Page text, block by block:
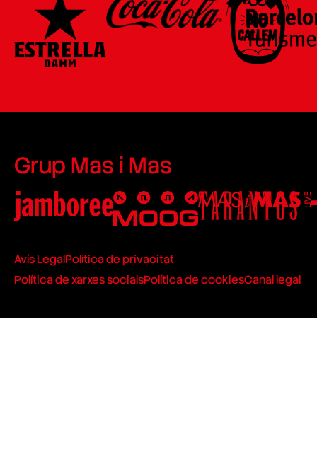
Grup Mas i Mas
Avís LegalPolítica de privacitat
Política de xarxes socialsPolítica de cookiesCanal legal